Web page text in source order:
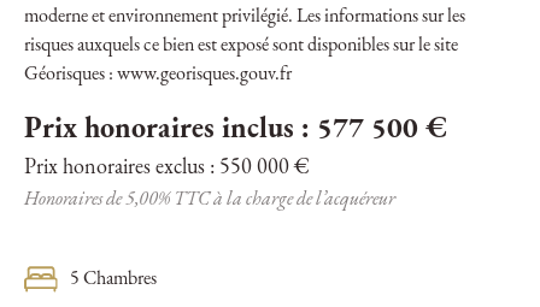
moderne et environnement privilégié. Les informations sur les
risques auxquels ce bien est exposé sont disponibles sur le site
Géorisques : www.georisques.gouv.fr
Prix honoraires inclus : 577 500 €
Prix honoraires exclus : 550 000 €
Honoraires de 5,00% TTC à la charge de l’acquéreur
5 Chambres